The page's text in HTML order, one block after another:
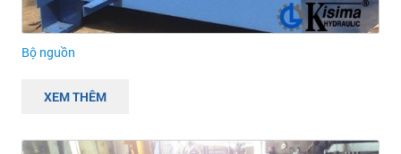
Bộ nguồn
XEM THÊM